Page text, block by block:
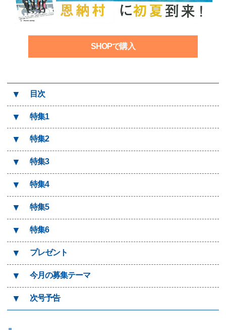
SHOPで購入
▼ 目次
▼ 特集1
▼ 特集2
▼ 特集3
▼ 特集4
▼ 特集5
▼ 特集6
▼ プレゼント
▼ 今月の募集テーマ
▼ 次号予告